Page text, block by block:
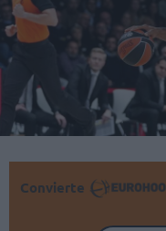
Convierte